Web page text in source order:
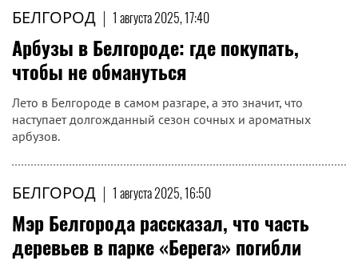
БЕЛГОРОД | 1 августа 2025, 17:40
Арбузы в Белгороде: где покупать,
чтобы не обмануться
Лето в Белгороде в самом разгаре, а это значит, что
наступает долгожданный сезон сочных и ароматных
арбузов.
БЕЛГОРОД | 1 августа 2025, 16:50
Мэр Белгорода рассказал, что часть
деревьев в парке «Берега» погибли